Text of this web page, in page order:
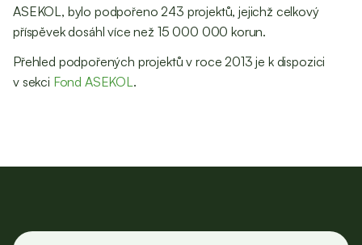
ASEKOL, bylo podpořeno 243 projektů, jejichž celkový
příspěvek dosáhl více než 15 000 000 korun.
Přehled podpořených projektů v roce 2013 je k dispozici
v sekci Fond ASEKOL.